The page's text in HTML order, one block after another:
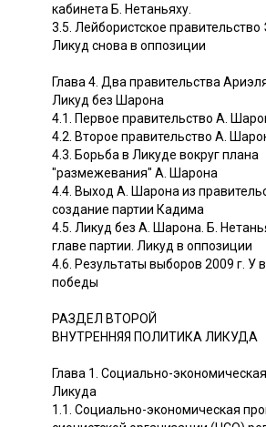
кабинета Б. Нетаньяху.
3.5. Лейбористское правительство
Ликуд снова в оппозиции
Глава 4. Два правительства
Ликуд без Шарона
4.1. Первое правительство А.
4.2. Второе правительство А.
4.3. Борьба в Ликуде вокруг плана
"размежевания" А. Шарона
4.4. Выход А. Шарона из
создание партии Кадима
4.5. Ликуд без А. Шарона. Б.
главе партии. Ликуд в оппозиции
4.6. Результаты выборов 2009 г. У
победы
РАЗДЕЛ ВТОРОЙ
ВНУТРЕННЯЯ ПОЛИТИКА ЛИКУДА
Глава 1. Социально-
Ликуда
1.1. Социально-экономическая